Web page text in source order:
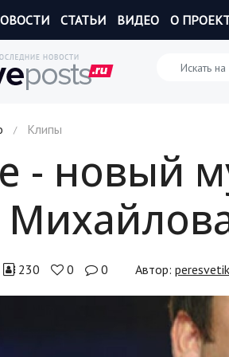
СТАТЬИ ВИДЕО О
/ Клипы
- новый
230 0 0 Автор: